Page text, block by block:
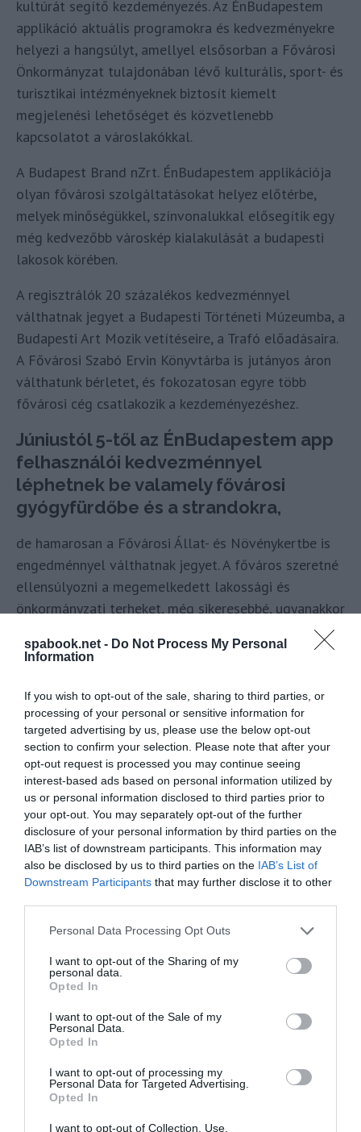
spabook.net - Do Not Process My Personal
Information
If you wish to opt-out of the sale, sharing to third parties, or
processing of your personal or sensitive information for
targeted advertising by us, please use the below opt-out
section to confirm your selection. Please note that after your
opt-out request is processed you may continue seeing
interest-based ads based on personal information utilized by
us or personal information disclosed to third parties prior to
your opt-out. You may separately opt-out of the further
disclosure of your personal information by third parties on the
IAB’s list of downstream participants. This information may
also be disclosed by us to third parties on the IAB’s List of
Downstream Participants that may further disclose it to other
Please note that this website/app uses one or more Google
not limited to your visit or usage behaviour. You may click to
grant or deny consent to Google and its third-party tags to
use your data for below specified purposes in below Google
consent section.
Personal Data Processing Opt Outs
I want to opt-out of the Sharing of my
personal data.
Opted In
I want to opt-out of the Sale of my
Personal Data.
Opted In
I want to opt-out of processing my
Personal Data for Targeted Advertising.
Opted In
I want to opt-out of Collection, Use,
kultúrát segítő kezdeményezés. Az ÉnBudapestem
applikáció aktuális programokra és kedvezményekre
helyezi a hangsúlyt, amellyel elsősorban a Fővárosi
Önkormányzat tulajdonában lévő kulturális, sport- és
turisztikai intézményeknek biztosít kiemelt
megjelenési lehetőséget és közvetlenebb
kapcsolatot a városlakókkal.
A Budapest Brand nZrt. ÉnBudapestem applikációja
olyan fővárosi szolgáltatásokat helyez előtérbe,
melyek minőségükkel, színvonalukkal elősegítik egy
még kedvezőbb városkép kialakulását a budapesti
lakosok körében.
A regisztrálók 20 százalékos kedvezménnyel
válthatnak jegyet a Budapesti Történeti Múzeumba, a
Budapesti Art Mozik vetítéseire, a Trafó előadásaira.
A Fővárosi Szabó Ervin Könyvtárba is jutányos áron
válthatunk bérletet, és fokozatosan egyre több
fővárosi cég csatlakozik a kezdeményezéshez.
Júniustól 5-től az ÉnBudapestem app
felhasználói kedvezménnyel
léphetnek be valamely fővárosi
gyógyfürdőbe és a strandokra,
de hamarosan a Fővárosi Állat- és Növénykertbe is
engedménnyel válthatnak jegyet. A főváros szeretné
ellensúlyozni a megemelkedett lakossági és
önkormányzati terheket, még sikeresebbé, ugyanakkor
ÉnBudapestem applikáció segítségével a városlakók
fővárosi intézmények pedig magasabb
látogatószámra számíthatnak. Az állandó
kedvezményeket biztosító applikáció és online kártya
használata a jubileum évében minden felhasználó
számára ingyenesen elérhető.
Egy app, számtalan élmény –
ÉnBudapestem animációs videó:
ÉnBudapestem app: Kezedben a főváros!
– animációs videó: